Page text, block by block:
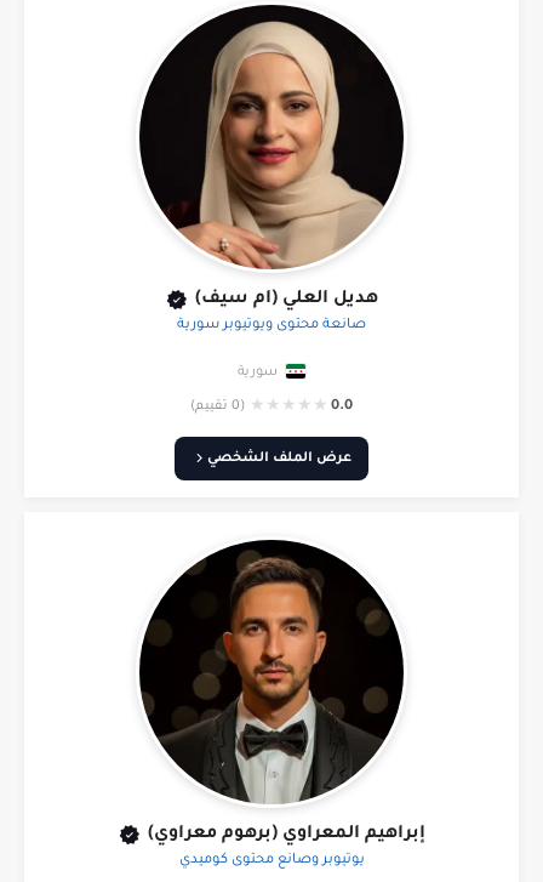
هديل العلي (ام سيف)
صانعة محتوى ويوتيوبر سورية
سورية
0.0
★
★
★
★
★ (0 تقييم)
عرض الملف الشخصي
إبراهيم المعراوي (برهوم معراوي)
يوتيوبر وصانع محتوى كوميدي